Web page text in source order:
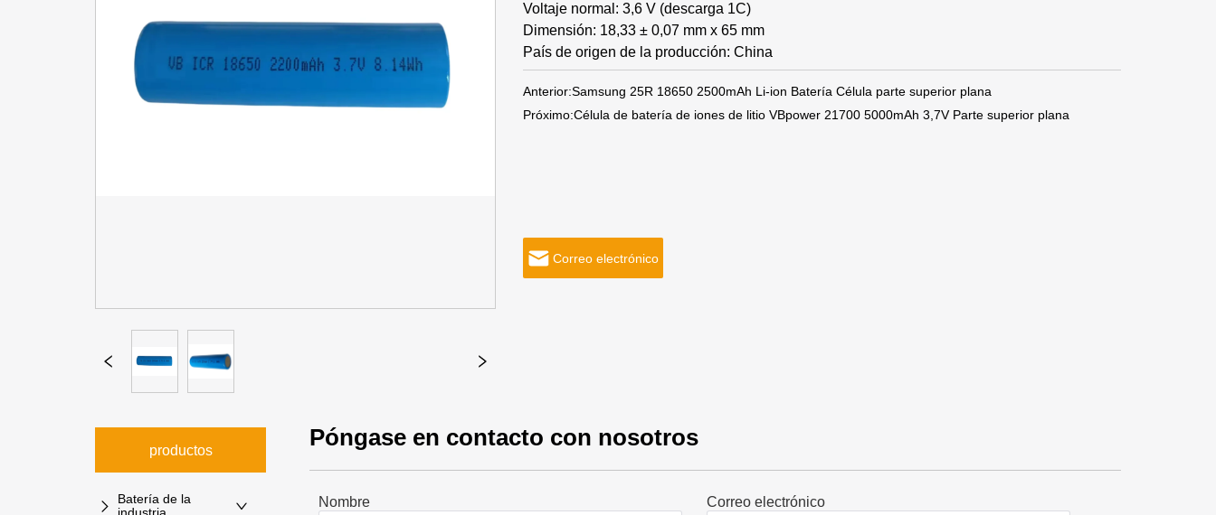
Voltaje normal: 3,6 V (descarga 1C)
Dimensión: 18,33 ± 0,07 mm x 65 mm
País de origen de la producción: China
Anterior:Samsung 25R 18650 2500mAh Li-ion Batería Célula parte superior plana
Próximo:Célula de batería de iones de litio VBpower 21700 5000mAh 3,7V Parte superior plana
Correo electrónico
productos
Batería de la
Póngase en contacto con nosotros
Nombre
Correo electrónico